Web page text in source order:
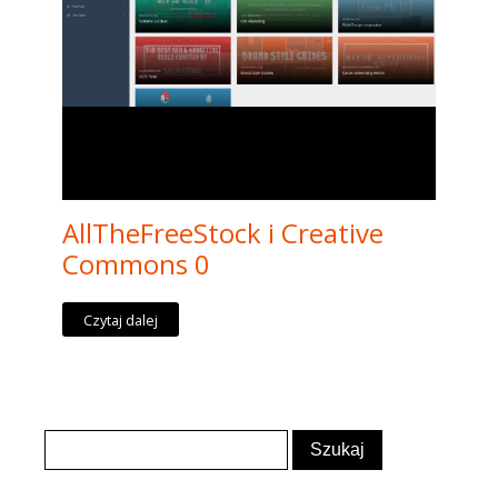
AllTheFreeStock i Creative
Commons 0
Czytaj dalej